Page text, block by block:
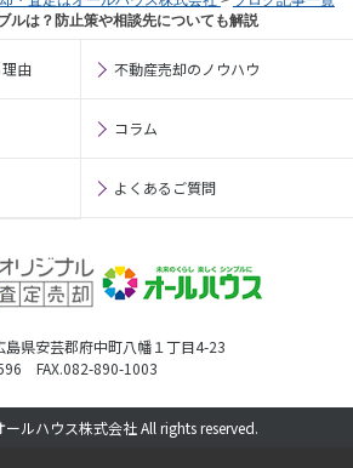
ルは？防止策や相談先についても解説
由 不動産売却のノウハウ
コラム
よくあるご質問
県安芸郡府中町八幡１丁目4-23
FAX.082-890-1003
ルハウス株式会社 All rights reserved.